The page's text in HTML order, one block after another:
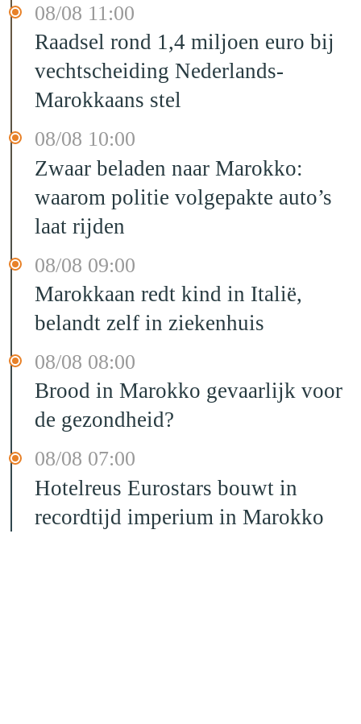
08/08 11:00
Raadsel rond 1,4 miljoen euro bij
vechtscheiding Nederlands-
Marokkaans stel
08/08 10:00
Zwaar beladen naar Marokko:
waarom politie volgepakte auto’s
laat rijden
08/08 09:00
Marokkaan redt kind in Italië,
belandt zelf in ziekenhuis
08/08 08:00
Brood in Marokko gevaarlijk voor
de gezondheid?
08/08 07:00
Hotelreus Eurostars bouwt in
recordtijd imperium in Marokko